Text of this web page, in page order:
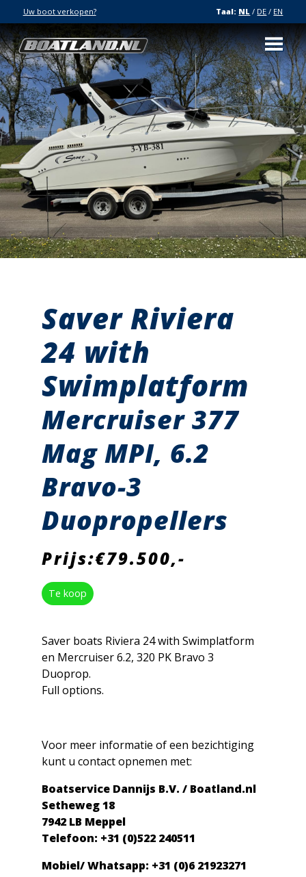
Uw boot verkopen? Taal: NL / DE / EN
Saver Riviera
24 with
Swimplatform
Mercruiser 377
Mag MPI, 6.2
Bravo-3
Duopropellers
Prijs:€79.500,-
Te koop
Saver boats Riviera 24 with Swimplatform
en Mercruiser 6.2, 320 PK Bravo 3
Duoprop.
Full options.
Voor meer informatie of een bezichtiging
kunt u contact opnemen met:
Boatservice Dannijs B.V. / Boatland.nl
Setheweg 18
7942 LB Meppel
Telefoon: +31 (0)522 240511
Mobiel/ Whatsapp: +31 (0)6 21923271